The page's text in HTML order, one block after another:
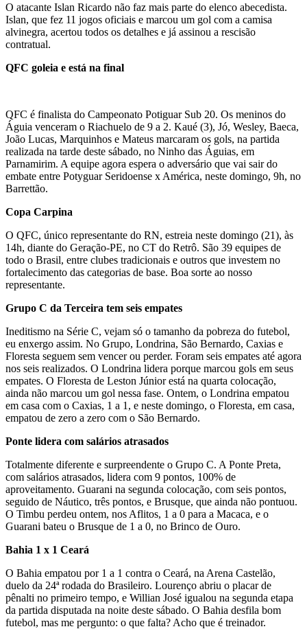
O atacante Islan Ricardo não faz mais parte do elenco abecedista.
Islan, que fez 11 jogos oficiais e marcou um gol com a camisa
alvinegra, acertou todos os detalhes e já assinou a rescisão
contratual.
QFC goleia e está na final
QFC é finalista do Campeonato Potiguar Sub 20. Os meninos do
Águia venceram o Riachuelo de 9 a 2. Kaué (3), Jó, Wesley, Baeca,
João Lucas, Marquinhos e Mateus marcaram os gols, na partida
realizada na tarde deste sábado, no Ninho das Águias, em
Parnamirim. A equipe agora espera o adversário que vai sair do
embate entre Potyguar Seridoense x América, neste domingo, 9h, no
Barrettão.
Copa Carpina
O QFC, único representante do RN, estreia neste domingo (21), às
14h, diante do Geração-PE, no CT do Retrô. São 39 equipes de
todo o Brasil, entre clubes tradicionais e outros que investem no
fortalecimento das categorias de base. Boa sorte ao nosso
representante.
Grupo C da Terceira tem seis empates
Ineditismo na Série C, vejam só o tamanho da pobreza do futebol,
eu enxergo assim. No Grupo, Londrina, São Bernardo, Caxias e
Floresta seguem sem vencer ou perder. Foram seis empates até agora
nos seis realizados. O Londrina lidera porque marcou gols em seus
empates. O Floresta de Leston Júnior está na quarta colocação,
ainda não marcou um gol nessa fase. Ontem, o Londrina empatou
em casa com o Caxias, 1 a 1, e neste domingo, o Floresta, em casa,
empatou de zero a zero com o São Bernardo.
Ponte lidera com salários atrasados
Totalmente diferente e surpreendente o Grupo C. A Ponte Preta,
com salários atrasados, lidera com 9 pontos, 100% de
aproveitamento. Guarani na segunda colocação, com seis pontos,
seguido de Náutico, três pontos, e Brusque, que ainda não pontuou.
O Timbu perdeu ontem, nos Aflitos, 1 a 0 para a Macaca, e o
Guarani bateu o Brusque de 1 a 0, no Brinco de Ouro.
Bahia 1 x 1 Ceará
O Bahia empatou por 1 a 1 contra o Ceará, na Arena Castelão,
duelo da 24ª rodada do Brasileiro. Lourenço abriu o placar de
pênalti no primeiro tempo, e Willian José igualou na segunda etapa
da partida disputada na noite deste sábado. O Bahia desfila bom
futebol, mas me pergunto: o que falta? Acho que é treinador.